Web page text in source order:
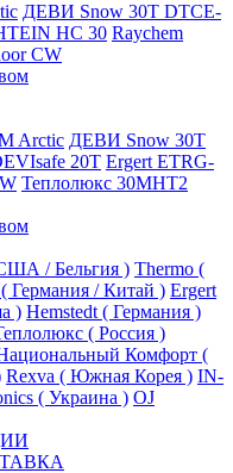
ДЕВИ Snow 30T DTCE-
HC 30 Raychem
CW
Arctic ДЕВИ Snow 30T
20T Ergert ETRG-
Теплолюкс 30МНТ2
/ Бельгия ) Thermo (
Германия / Китай ) Ergert
) Hemstedt ( Германия )
( Россия )
Комфорт (
Rexva ( Южная Корея ) IN-
( Украина ) OJ